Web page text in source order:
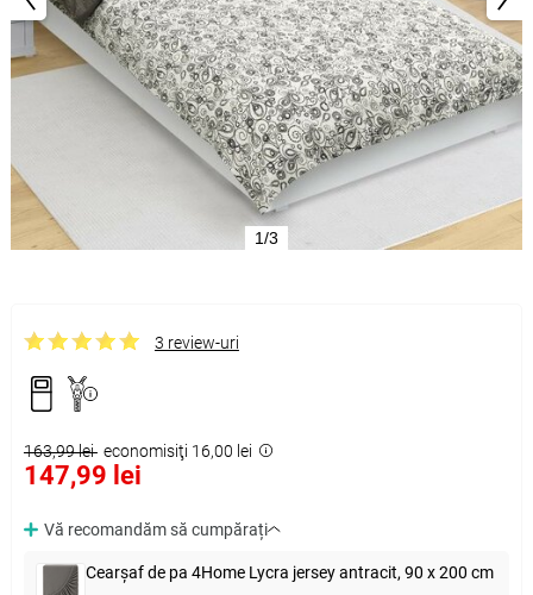
1/3
3 review-uri
163,99 lei economisiţi 16,00 lei
147,99 lei
Vă recomandăm să cumpărați
Cearșaf de pa 4Home Lycra jersey antracit, 90 x 200 cm